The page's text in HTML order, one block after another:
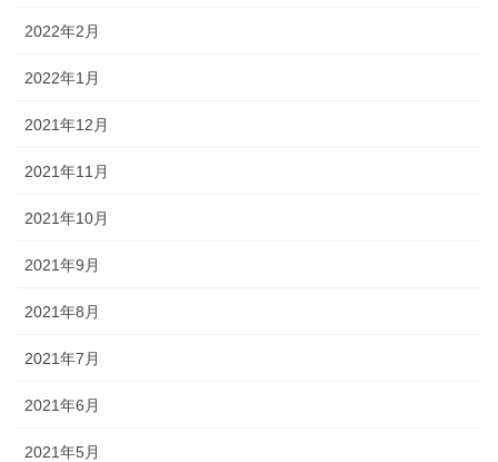
2022年2月
2022年1月
2021年12月
2021年11月
2021年10月
2021年9月
2021年8月
2021年7月
2021年6月
2021年5月